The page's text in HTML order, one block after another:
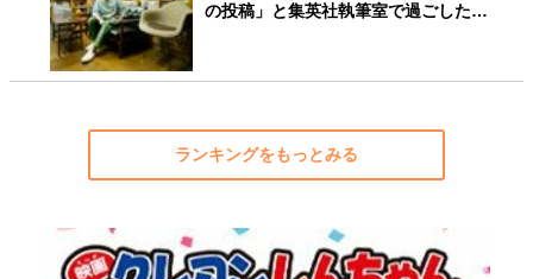
の投稿」と集英社執筆室で過ごした…
ランキングをもっとみる